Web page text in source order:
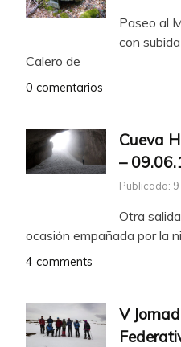
Paseo al
con
Calero de
0 comentarios
Cueva
–
Publicado:
Otra
ocasión empañada por la
4 comments
V